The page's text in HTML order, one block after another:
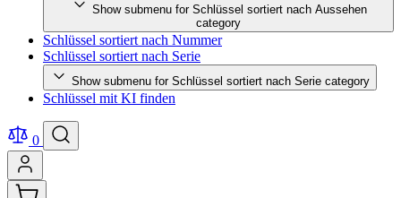
Show submenu for Schlüssel sortiert nach Aussehen
category
Schlüssel sortiert nach Nummer
Schlüssel sortiert nach Serie
Show submenu for Schlüssel sortiert nach Serie category
Schlüssel mit KI finden
0